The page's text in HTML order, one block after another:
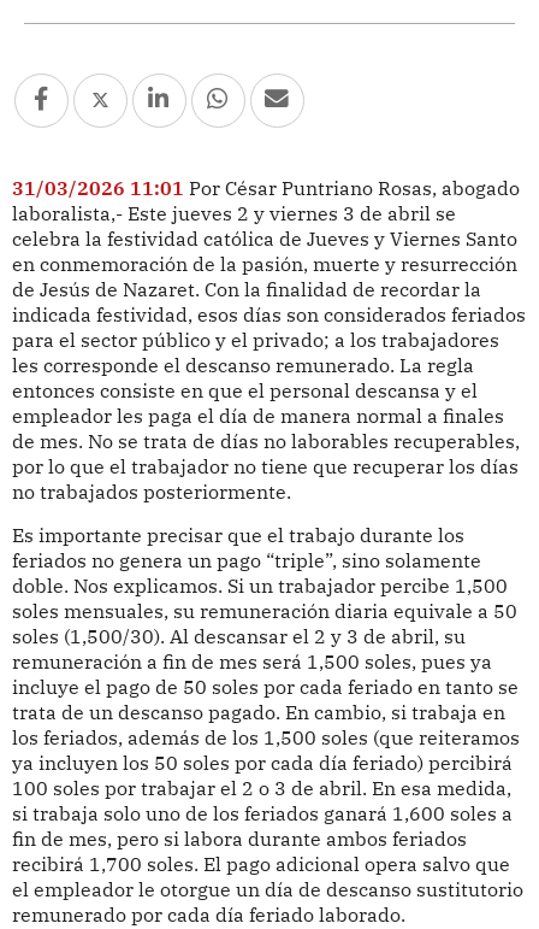
31/03/2026 11:01 Por César Puntriano Rosas, abogado
laboralista,- Este jueves 2 y viernes 3 de abril se
celebra la festividad católica de Jueves y Viernes Santo
en conmemoración de la pasión, muerte y resurrección
de Jesús de Nazaret. Con la finalidad de recordar la
indicada festividad, esos días son considerados feriados
para el sector público y el privado; a los trabajadores
les corresponde el descanso remunerado. La regla
entonces consiste en que el personal descansa y el
empleador les paga el día de manera normal a finales
de mes. No se trata de días no laborables recuperables,
por lo que el trabajador no tiene que recuperar los días
no trabajados posteriormente.
Es importante precisar que el trabajo durante los
feriados no genera un pago “triple”, sino solamente
doble. Nos explicamos. Si un trabajador percibe 1,500
soles mensuales, su remuneración diaria equivale a 50
soles (1,500/30). Al descansar el 2 y 3 de abril, su
remuneración a fin de mes será 1,500 soles, pues ya
incluye el pago de 50 soles por cada feriado en tanto se
trata de un descanso pagado. En cambio, si trabaja en
los feriados, además de los 1,500 soles (que reiteramos
ya incluyen los 50 soles por cada día feriado) percibirá
100 soles por trabajar el 2 o 3 de abril. En esa medida,
si trabaja solo uno de los feriados ganará 1,600 soles a
fin de mes, pero si labora durante ambos feriados
recibirá 1,700 soles. El pago adicional opera salvo que
el empleador le otorgue un día de descanso sustitutorio
remunerado por cada día feriado laborado.